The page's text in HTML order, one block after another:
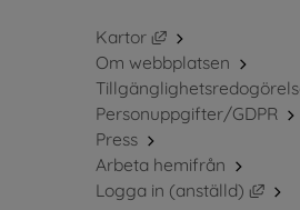
Kartor
Länk till annan
Om webbplatsen
Personuppgifter/GDPR
Press
Arbeta hemifrån
Logga in (anställd)